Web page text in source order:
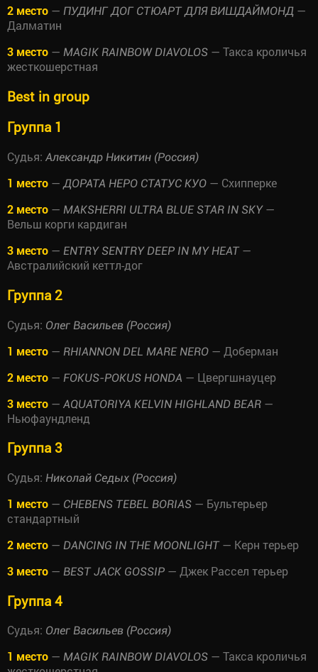
2 место — ПУДИНГ ДОГ СТЮАРТ ДЛЯ ВИШДАЙМОНД —
Далматин
3 место — MAGIK RAINBOW DIAVOLOS — Такса кроличья
жесткошерстная
Best in group
Группа 1
Судья: Александр Никитин (Россия)
1 место — ДОРАТА НЕРО СТАТУС КУО — Схипперке
2 место — MAKSHERRI ULTRA BLUE STAR IN SKY—
Вельш корги кардиган
3 место — ENTRY SENTRY DEEP IN MY HEAT—
Австралийский кеттл-дог
Группа 2
Судья: Олег Васильев (Россия)
1 место — RHIANNON DEL MARE NERO — Доберман
2 место — FOKUS-POKUS HONDA — Цвергшнауцер
3 место — AQUATORIYA KELVIN HIGHLAND BEAR —
Ньюфаундленд
Группа 3
Судья: Николай Седых (Россия)
1 место — CHEBENS TEBEL BORIAS — Бультерьер
стандартный
2 место — DANCING IN THE MOONLIGHT — Керн терьер
3 место — BEST JACK GOSSIP — Джек Рассел терьер
Группа 4
Судья: Олег Васильев (Россия)
1 место — MAGIK RAINBOW DIAVOLOS — Такса кроличья